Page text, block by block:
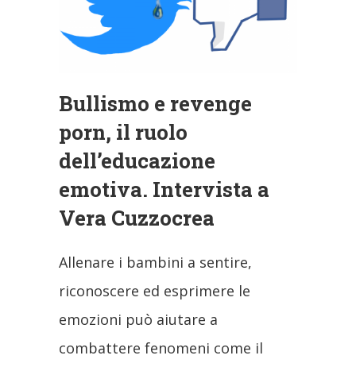
Bullismo e revenge
porn, il ruolo
dell’educazione
emotiva. Intervista a
Vera Cuzzocrea
Allenare i bambini a sentire,
riconoscere ed esprimere le
emozioni può aiutare a
combattere fenomeni come il